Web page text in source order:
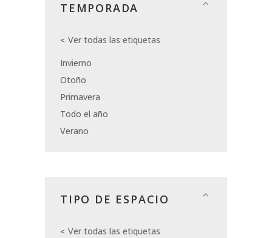
TEMPORADA
Ver todas las etiquetas
Invierno
Otoño
Primavera
Todo el año
Verano
TIPO DE ESPACIO
Ver todas las etiquetas